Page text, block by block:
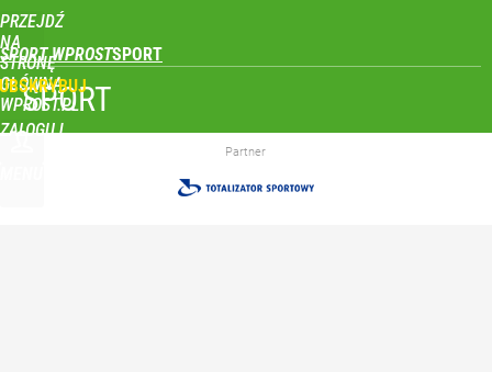
PRZEJDŹ
NA
STRONĘ
GŁÓWNĄ
WPROST.PL
SPORT WPROST
ZALOGUJ
SPORT
Partner